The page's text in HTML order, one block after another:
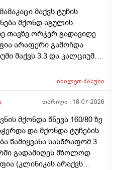
მაქვს ტუჩის
მქონდ აგულის
თავზე ორჯერ გადავიღე
არაფერი გამოჩდა
მაქვს 3.3 და კალციუმი
იხილეთპასუხი
თარიღი : 18-07-2026
მქონდა წნევა 160/80 ზე
და მქონდა ტუჩების
წამიყვანა სასწრაფომ 3
გადამიღეს მზოლოდ
(კლინიკას არაქვს